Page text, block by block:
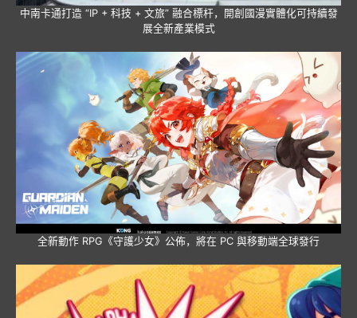
中南卡通打造 “IP + 科技 + 文旅” 融合標杆，開創國漫實體化可持續發
展全新產業模式
全新動作 RPG《守護少女》公佈，將在 PC 與移動端全球發行